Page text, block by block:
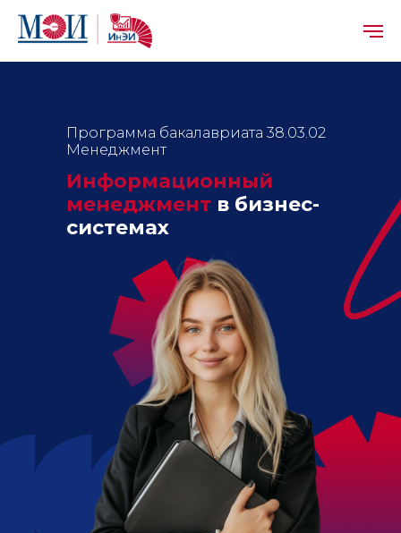
Информационный
менеджмент в бизнес-
системах
Программа бакалавриата 38.03.02
Менеджмент